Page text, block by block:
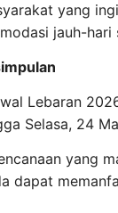
yang
jauh-hari
Lebaran
Selasa, 24
yang
dapat